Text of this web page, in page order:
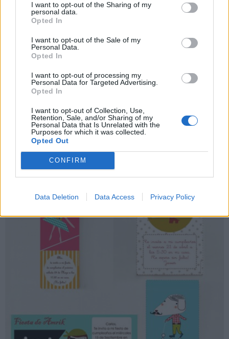
I want to opt-out of the Sharing of my
personal data.
Opted In
I want to opt-out of the Sale of my
Personal Data.
Opted In
I want to opt-out of processing my
Personal Data for Targeted Advertising.
Opted In
I want to opt-out of Collection, Use,
Retention, Sale, and/or Sharing of my
Personal Data that Is Unrelated with the
Purposes for which it was collected.
Opted Out
CONFIRM
Data Deletion Data Access Privacy Policy
La Bolsa Mágica
¿Vivir tu cumpleaños como si estuvieras dentro de un cuento?
Es posible gracias al espacio de ensueño que ofrece La Bolsa
Mágica. Desde fiestas temáticas, danza y música, hasta
gymkanas y talleres.
Más información